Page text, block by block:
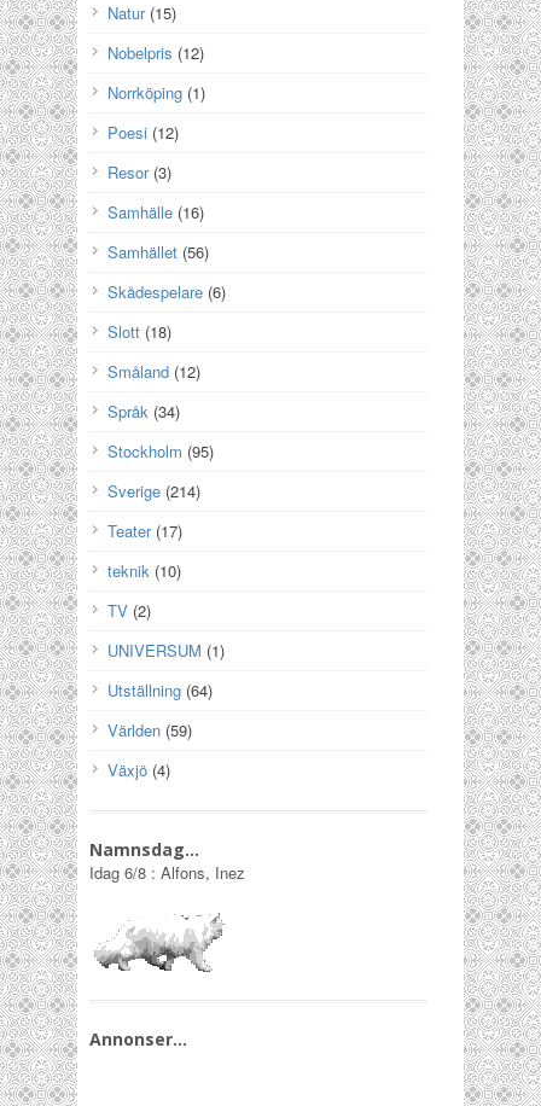
Natur(15)
Nobelpris (12)
Norrköping (1)
Poesi (12)
Resor(3)
Samhälle (16)
Samhället (56)
Skådespelare (6)
Slott (18)
Småland (12)
Språk (34)
Stockholm (95)
Sverige (214)
Teater(17)
teknik (10)
TV (2)
UNIVERSUM (1)
Utställning (64)
Världen (59)
Växjö (4)
Namnsdag…
Idag 6/8 : Alfons, Inez
Annonser…